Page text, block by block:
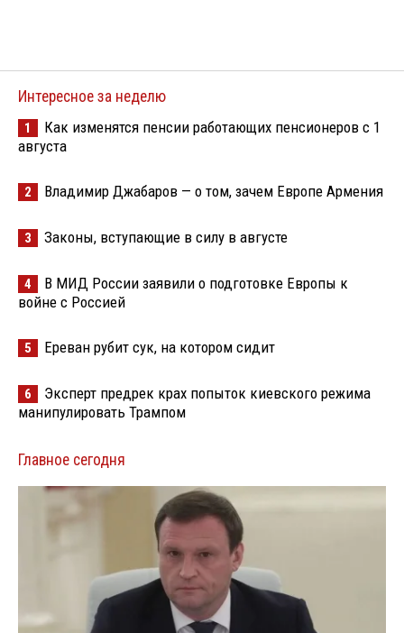
Интересное за неделю
1
Как изменятся пенсии работающих пенсионеров с 1
августа
2 Владимир Джабаров — о том, зачем Европе Армения
3 Законы, вступающие в силу в августе
4
В МИД России заявили о подготовке Европы к
войне с Россией
5 Ереван рубит сук, на котором сидит
6
Эксперт предрек крах попыток киевского режима
манипулировать Трампом
Главное сегодня